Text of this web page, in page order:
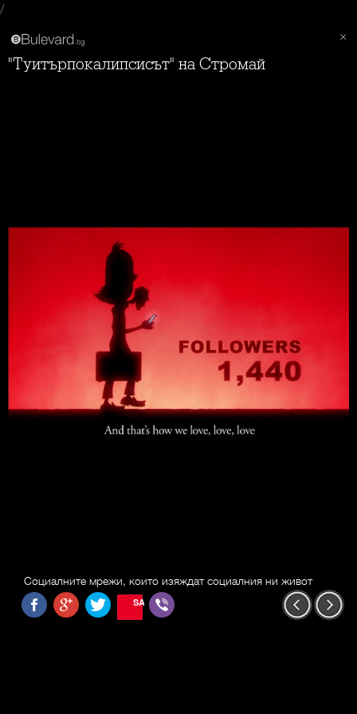
/
"Туитърпокалипсисът" на Стромай
Социалните мрежи, които изяждат социалния ни живот
SAVE